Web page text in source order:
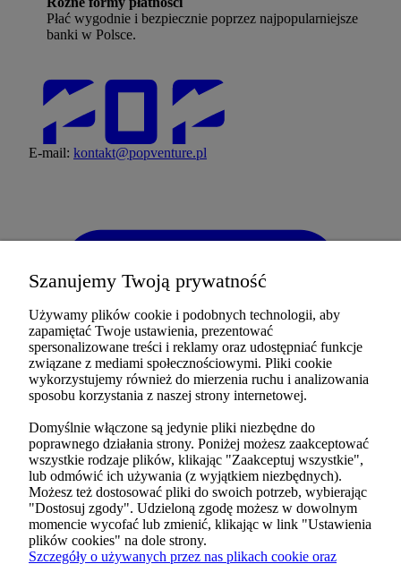
Płać wygodnie i bezpiecznie poprzez najpopularniejsze
banki w Polsce.
E-mail: kontakt@popventure.pl
Formularz kontaktowy
O nas
Szanujemy Twoją prywatność
Używamy plików cookie i podobnych technologii, aby
zapamiętać Twoje ustawienia, prezentować
spersonalizowane treści i reklamy oraz udostępniać funkcje
związane z mediami społecznościowymi. Pliki cookie
wykorzystujemy również do mierzenia ruchu i analizowania
sposobu korzystania z naszej strony internetowej.
Domyślnie włączone są jedynie pliki niezbędne do
poprawnego działania strony. Poniżej możesz zaakceptować
wszystkie rodzaje plików, klikając "Zaakceptuj wszystkie",
lub odmówić ich używania (z wyjątkiem niezbędnych).
Możesz też dostosować pliki do swoich potrzeb, wybierając
"Dostosuj zgody". Udzieloną zgodę możesz w dowolnym
momencie wycofać lub zmienić, klikając w link "Ustawienia
plików cookies" na dole strony.
Szczegóły o używanych przez nas plikach cookie oraz